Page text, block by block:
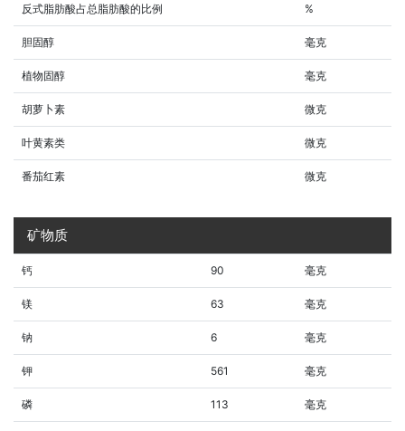
反式脂肪酸占总脂肪酸的比例 %
胆固醇 毫克
植物固醇 毫克
胡萝卜素 微克
叶黄素类 微克
番茄红素 微克
矿物质
钙 90 毫克
镁 63 毫克
钠 6 毫克
钾 561 毫克
磷 113 毫克